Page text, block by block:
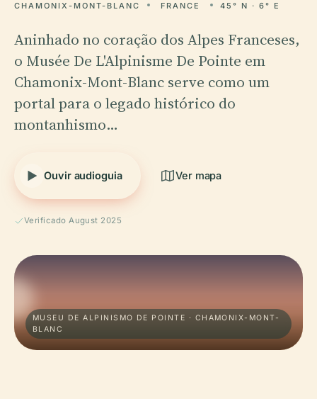
CHAMONIX-MONT-BLANC FRANCE 45° N · 6° E
Aninhado no coração dos Alpes Franceses,
o Musée De L'Alpinisme De Pointe em
Chamonix-Mont-Blanc serve como um
portal para o legado histórico do
montanhismo…
Ouvir audioguia Ver mapa
Verificado August 2025
MUSEU DE ALPINISMO DE POINTE · CHAMONIX-MONT-
BLANC